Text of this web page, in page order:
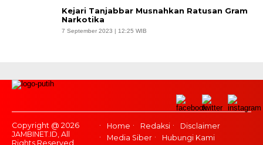
Kejari Tanjabbar Musnahkan Ratusan Gram
Narkotika
7 September 2023 | 12:25 WIB
Copyright @ 2026
JAMBINET.ID, All
Rights Reserved
Home Redaksi
Disclaimer
Media Siber
Hubungi Kami